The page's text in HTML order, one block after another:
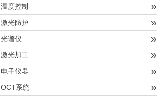
温度控制 »
激光防护 »
光谱仪 »
激光加工 »
电子仪器 »
OCT系统 »